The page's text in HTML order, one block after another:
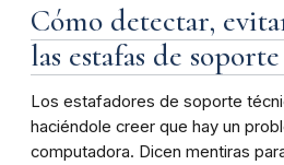
Cómo detectar,
las estafas de
Los estafadores de soporte
haciéndole creer que hay un
computadora. Dicen mentiras